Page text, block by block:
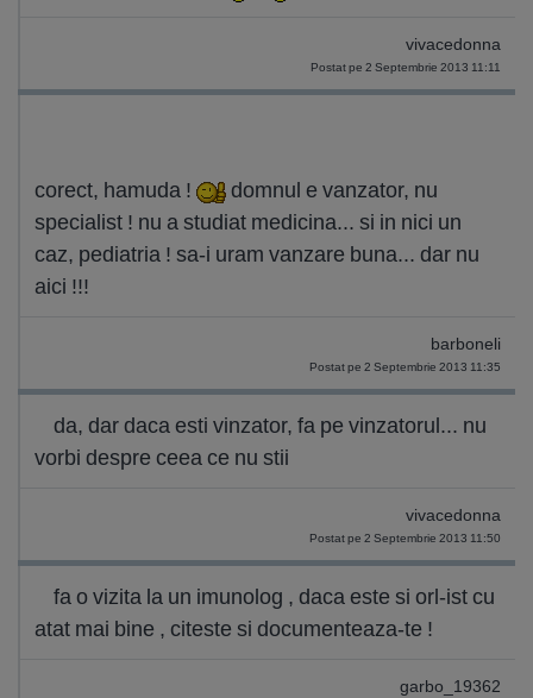
vivacedonna
Postat pe 2 Septembrie 2013 11:11
corect, hamuda !
domnul e vanzator, nu
specialist ! nu a studiat medicina... si in nici un
caz, pediatria ! sa-i uram vanzare buna... dar nu
aici !!!
barboneli
Postat pe 2 Septembrie 2013 11:35
da, dar daca esti vinzator, fa pe vinzatorul... nu
vorbi despre ceea ce nu stii
vivacedonna
Postat pe 2 Septembrie 2013 11:50
fa o vizita la un imunolog , daca este si orl-ist cu
atat mai bine , citeste si documenteaza-te !
garbo_19362